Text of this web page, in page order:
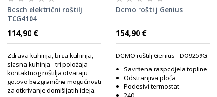
Bosch električni roštilj
TCG4104
114,90 €
Zdrava kuhinja, brza kuhinja,
slasna kuhinja - tri položaja
kontaktnog roštilja otvaraju
gotovo bezgranične mogućnosti
za otkrivanje domišljatih ideja.
Domo roštilj Genius
154,90 €
DOMO roštilj Genius - DO9259G
Savršena raspodjela topline
Odstranjiva ploča
Podesivi termostat
240...